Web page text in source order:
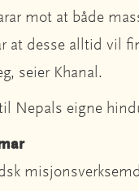
mot at både
at desse alltid vil
seier Khanal.
Nepals eigne